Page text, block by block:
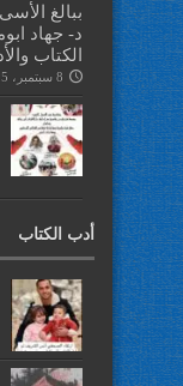
ببالغ
د- جهاد
الكتاب
8 سبتمبر، 2025
أدب الكتاب